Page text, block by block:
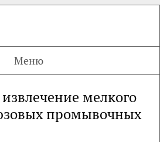
Меню
мелкого
промывочных